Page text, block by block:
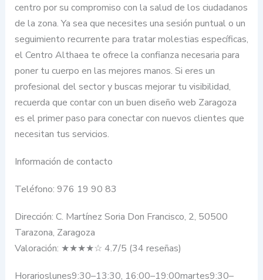
centro por su compromiso con la salud de los ciudadanos
de la zona. Ya sea que necesites una sesión puntual o un
seguimiento recurrente para tratar molestias específicas,
el Centro Althaea te ofrece la confianza necesaria para
poner tu cuerpo en las mejores manos. Si eres un
profesional del sector y buscas mejorar tu visibilidad,
recuerda que contar con un buen diseño web Zaragoza
es el primer paso para conectar con nuevos clientes que
necesitan tus servicios.
Información de contacto
Teléfono: 976 19 90 83
Dirección: C. Martínez Soria Don Francisco, 2, 50500
Tarazona, Zaragoza
Valoración: ★★★★☆ 4.7/5 (34 reseñas)
Horarioslunes9:30–13:30, 16:00–19:00martes9:30–